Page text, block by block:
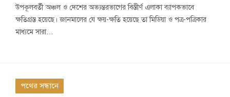
উপকূলবর্তী অঞ্চল ও দেশের অভ্যন্তরভাগের বিস্তীর্ণ এলাকা ব্যাপকভাবে
ক্ষতিগ্রস্ত হয়েছে। জানমালের যে ক্ষয়-ক্ষতি হয়েছে তা মিডিয়া ও পত্র-পত্রিকার
মাধ্যমে সারা…
পথের সন্ধানে